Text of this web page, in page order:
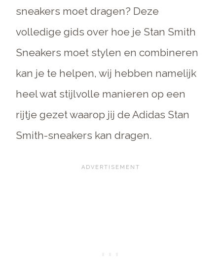
sneakers moet dragen? Deze
volledige gids over hoe je Stan Smith
Sneakers moet stylen en combineren
kan je te helpen, wij hebben namelijk
heel wat stijlvolle manieren op een
rijtje gezet waarop jij de Adidas Stan
Smith-sneakers kan dragen.